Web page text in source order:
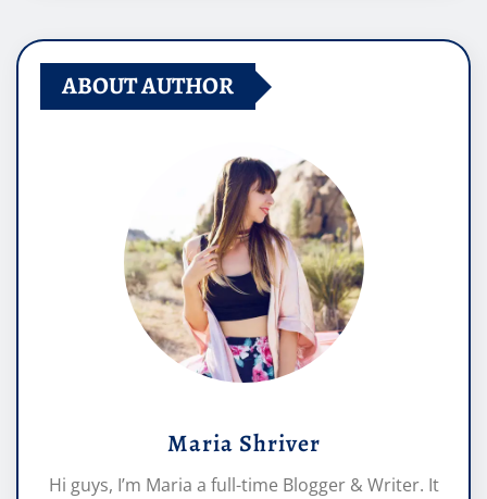
ABOUT AUTHOR
Maria Shriver
Hi guys, I’m Maria a full-time Blogger & Writer. It